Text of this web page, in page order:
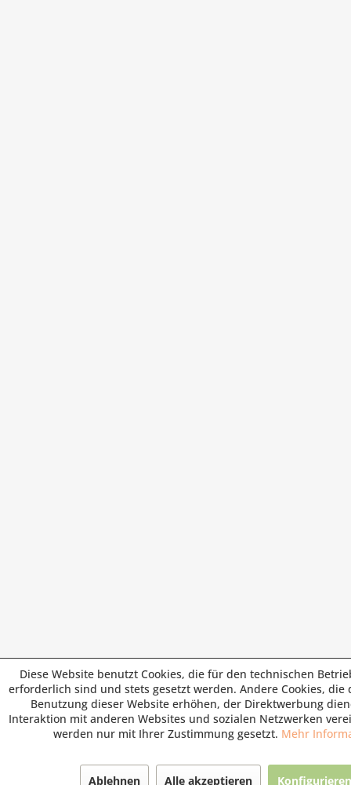
Diese Website benutzt Cookies, die für den technischen
erforderlich sind und stets gesetzt werden. Andere Cookies, die
Benutzung dieser Website erhöhen, der Direktwerbung
Interaktion mit anderen Websites und sozialen Netzwerken
werden nur mit Ihrer Zustimmung gesetzt. Mehr
Ablehnen Alle akzeptieren Konfigurieren